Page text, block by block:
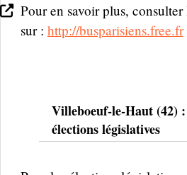
Pour en savoir plus,
sur : http://busparisiens.free.fr
Villeboeuf-le-Haut (42)
élections législatives